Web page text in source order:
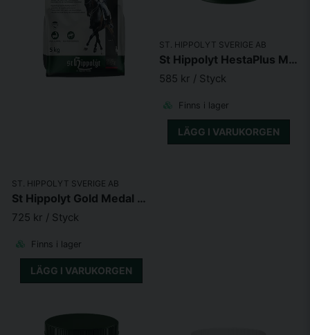
ST. HIPPOLYT SVERIGE AB
St Hippolyt Gold Medal Refill 5kg
725 kr / Styck
Finns i lager
LÄGG I VARUKORGEN
ST. HIPPOLYT SVERIGE AB
St Hippolyt HestaPlus Mn (Mangan) 1kg
585 kr / Styck
Finns i lager
LÄGG I VARUKORGEN